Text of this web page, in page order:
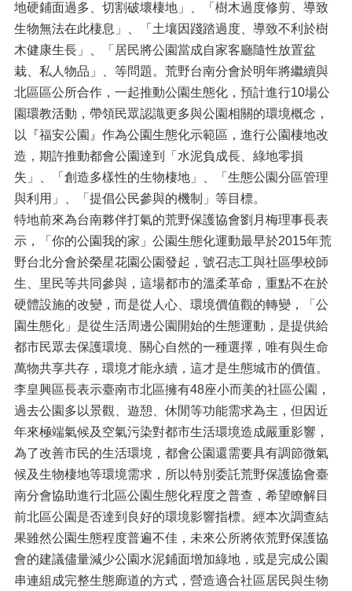
地硬鋪面過多、切割破壞棲地」、「樹木過度修剪、導致
生物無法在此棲息」、「土壤因踐踏過度、導致不利於樹
木健康生長」、「居民將公園當成自家客廳隨性放置盆
栽、私人物品」、等問題。荒野台南分會於明年將繼續與
北區區公所合作，一起推動公園生態化，預計進行10場公
園環教活動，帶領民眾認識更多與公園相關的環境概念，
以『福安公園』作為公園生態化示範區，進行公園棲地改
造，期許推動都會公園達到「水泥負成長、綠地零損
失」、「創造多樣性的生物棲地」、「生態公園分區管理
與利用」、「提倡公民參與的機制」等目標。
特地前來為台南夥伴打氣的荒野保護協會劉月梅理事長表
示，「你的公園我的家」公園生態化運動最早於2015年荒
野台北分會於榮星花園公園發起，號召志工與社區學校師
生、里民等共同參與，這場都市的溫柔革命，重點不在於
硬體設施的改變，而是從人心、環境價值觀的轉變，「公
園生態化」是從生活周邊公園開始的生態運動，是提供給
都市民眾去保護環境、關心自然的一種選擇，唯有與生命
萬物共享共存，環境才能永續，這才是生態城市的價值。
李皇興區長表示臺南市北區擁有48座小而美的社區公園，
過去公園多以景觀、遊憩、休閒等功能需求為主，但因近
年來極端氣候及空氣污染對都市生活環境造成嚴重影響，
為了改善市民的生活環境，都會公園還需要具有調節微氣
候及生物棲地等環境需求，所以特別委託荒野保護協會臺
南分會協助進行北區公園生態化程度之普查，希望瞭解目
前北區公園是否達到良好的環境影響指標。經本次調查結
果雖然公園生態程度普遍不佳，未來公所將依荒野保護協
會的建議儘量減少公園水泥鋪面增加綠地，或是完成公園
串連組成完整生態廊道的方式，營造適合社區居民與生物